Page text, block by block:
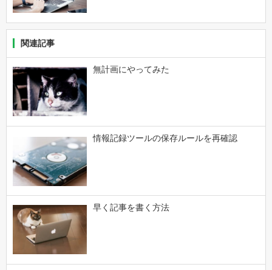
関連記事
無計画にやってみた
情報記録ツールの保存ルールを再確認
早く記事を書く方法